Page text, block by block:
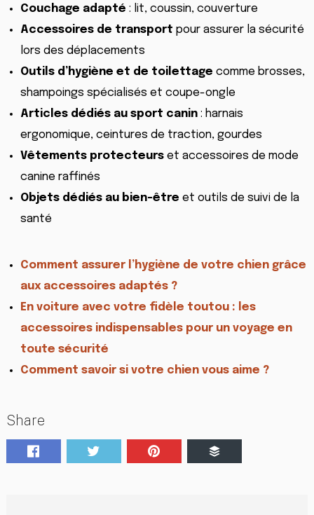
Couchage adapté : lit, coussin, couverture
Accessoires de transport pour assurer la sécurité
lors des déplacements
Outils d’hygiène et de toilettage comme brosses,
shampoings spécialisés et coupe-ongle
Articles dédiés au sport canin: harnais
ergonomique, ceintures de traction, gourdes
Vêtements protecteurset accessoires de mode
canine raffinés
Objets dédiés au bien-être et outils de suivi de la
santé
Comment assurer l’hygiène de votre chien grâce
aux accessoires adaptés ?
En voiture avec votre fidèle toutou : les
accessoires indispensables pour un voyage en
toute sécurité
Comment savoir si votre chien vous aime ?
Share